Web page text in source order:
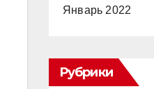
Январь 2022
Рубрики